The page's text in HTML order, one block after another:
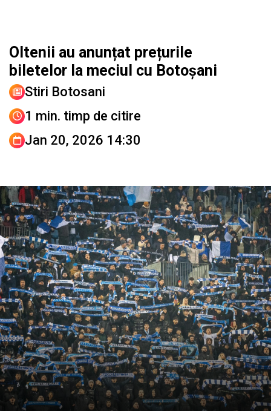
Oltenii au anunțat prețurile
biletelor la meciul cu Botoșani
Stiri Botosani
1 min. timp de citire
Jan 20, 2026 14:30